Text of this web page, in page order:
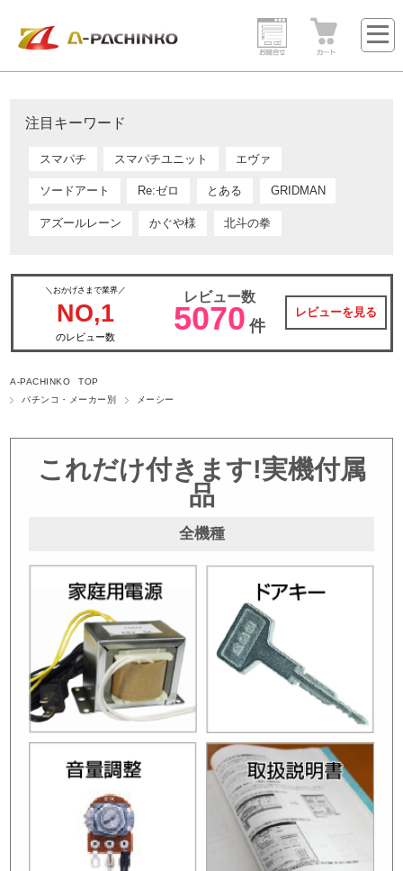
注目キーワード
スマパチ スマパチユニット エヴァ
ソードアート Re:ゼロ とある GRIDMAN
アズールレーン かぐや様 北斗の拳
＼おかげさまで業界／
NO,1
のレビュー数
レビュー数
5070 件
レビューを見る
A-PACHINKO TOP
パチンコ・メーカー別
メーシー
これだけ付きます!実機付属
品
全機種